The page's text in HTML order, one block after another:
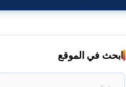
ابحث في الموقع
البحث